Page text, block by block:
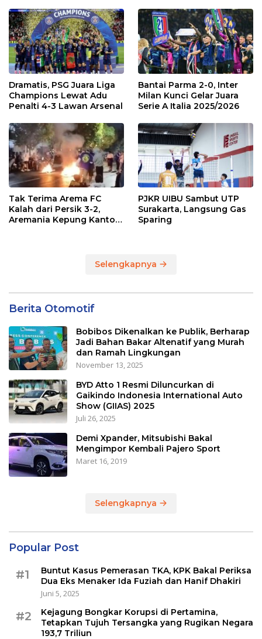
Dramatis, PSG Juara Liga
Champions Lewat Adu
Penalti 4-3 Lawan Arsenal
Bantai Parma 2-0, Inter
Milan Kunci Gelar Juara
Serie A Italia 2025/2026
Tak Terima Arema FC
Kalah dari Persik 3-2,
Aremania Kepung Kantor
PJKR UIBU Sambut UTP
Surakarta, Langsung Gas
Sparing
Selengkapnya
Berita Otomotif
Bobibos Dikenalkan ke Publik, Berharap
Jadi Bahan Bakar Altenatif yang Murah
dan Ramah Lingkungan
November 13, 2025
BYD Atto 1 Resmi Diluncurkan di
Gaikindo Indonesia International Auto
Show (GIIAS) 2025
Juli 26, 2025
Demi Xpander, Mitsubishi Bakal
Mengimpor Kembali Pajero Sport
Maret 16, 2019
Selengkapnya
Popular Post
#1
Buntut Kasus Pemerasan TKA, KPK Bakal Periksa
Dua Eks Menaker Ida Fuziah dan Hanif Dhakiri
Juni 5, 2025
#2
Kejagung Bongkar Korupsi di Pertamina,
Tetapkan Tujuh Tersangka yang Rugikan Negara
193,7 Triliun